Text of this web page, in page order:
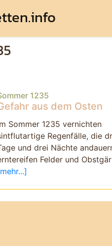
1235
aus dem Osten
Sommer 1235 vernichten
Regenfälle, die
und drei Nächte
Felder und